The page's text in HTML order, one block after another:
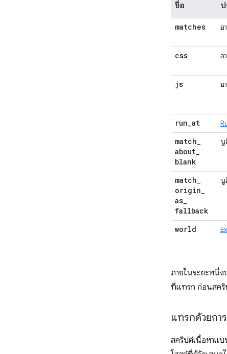
ชื่อ ป
matches อ
css อ
js อ
run_at
match_
about_
blank
บู
match_
origin_
as_
fallback
บู
world
ภายในระยะหนึ่ง
ที่แทรก ก่อนสคริ
แทรกด้วยกา
สคริปต์เนื้อหาแบ